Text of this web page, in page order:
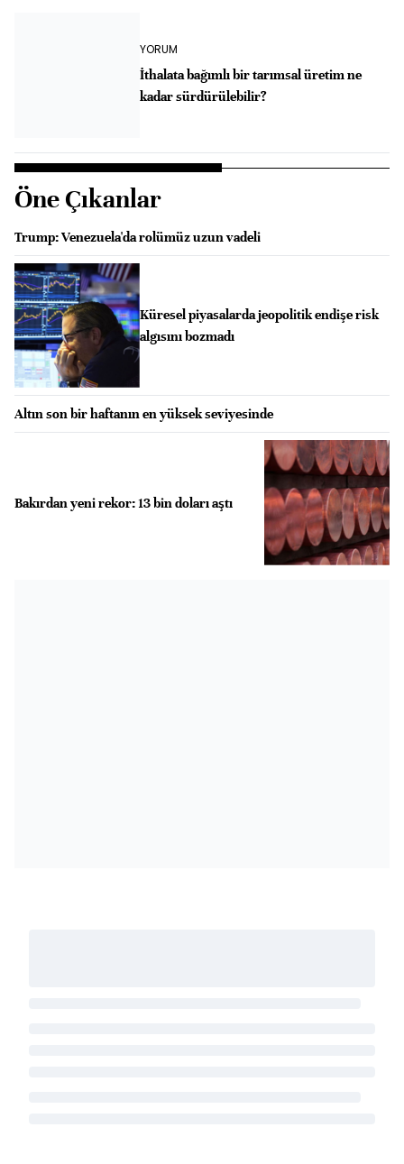
YORUM
İthalata bağımlı bir tarımsal üretim ne
kadar sürdürülebilir?
Öne Çıkanlar
Trump: Venezuela'da rolümüz uzun vadeli
Küresel piyasalarda jeopolitik endişe risk
algısını bozmadı
Altın son bir haftanın en yüksek seviyesinde
Bakırdan yeni rekor: 13 bin doları aştı